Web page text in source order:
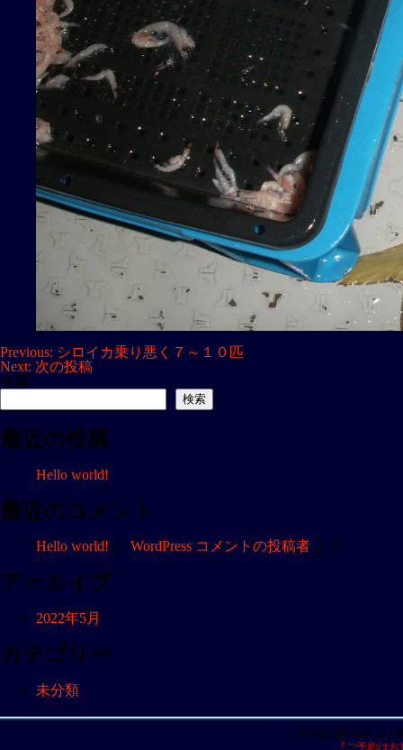
投
稿
ゲ
ョ
ン
Previous: シロイカ乗り悪く７～１０匹
Next: 次の投稿
検索
検索
最近の投稿
Hello world!
最近のコメント
Hello world! に WordPress コメントの投稿者 より
アーカイブ
2022年5月
カテゴリー
未分類
兵庫県豊岡市津居山
『ご予約は